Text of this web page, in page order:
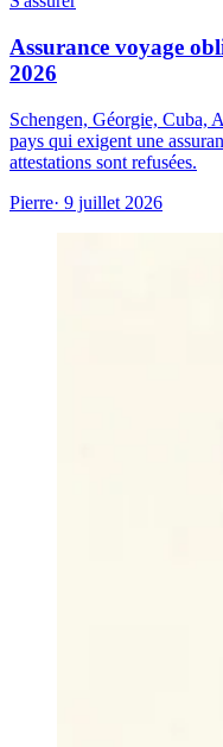
Assurance voyage
2026
Schengen, Géorgie, Cuba,
pays qui exigent une
attestations sont refusées.
Pierre· 9 juillet 2026